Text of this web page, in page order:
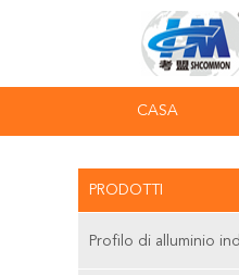
CASA
PRODOTTI
Profilo di alluminio